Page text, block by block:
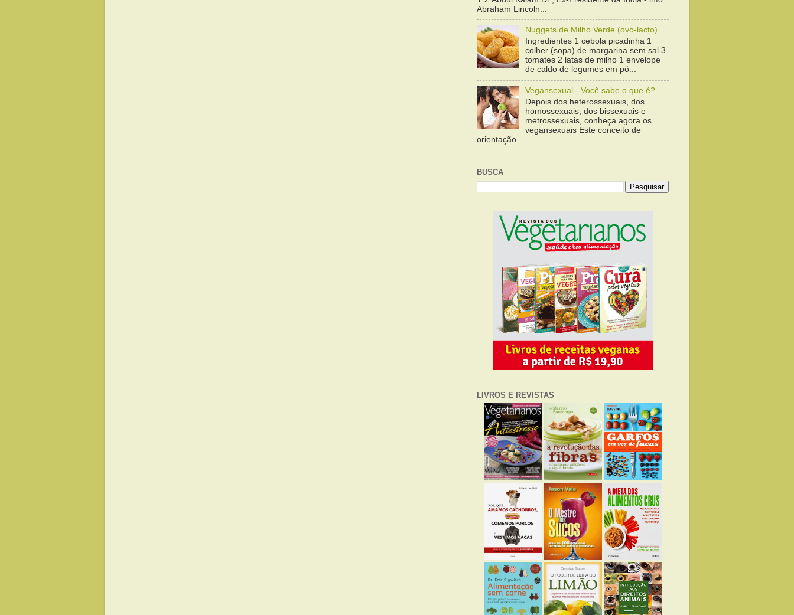
Abraham Lincoln...
Nuggets de Milho Verde (ovo-lacto)
Ingredientes 1 cebola picadinha 1
colher (sopa) de margarina sem sal 3
tomates 2 latas de milho 1 envelope
de caldo de legumes em pó...
Vegansexual - Você sabe o que é?
Depois dos heterossexuais, dos
homossexuais, dos bissexuais e
metrossexuais, conheça agora os
vegansexuais Este conceito de
orientação...
BUSCA
LIVROS E REVISTAS